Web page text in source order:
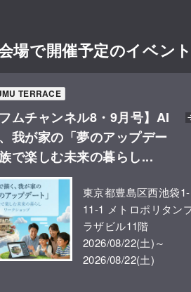
場で開催予定のイベント
フムチャンネル8・9月号】AI
我が家の「夢のアップデー
で楽しむ未来の暮らし...
TERRACE
東京都豊島区西池袋1-
11-1 メトロポリタン
ラザビル11階
2026/08/22(土)～
2026/08/22(土)